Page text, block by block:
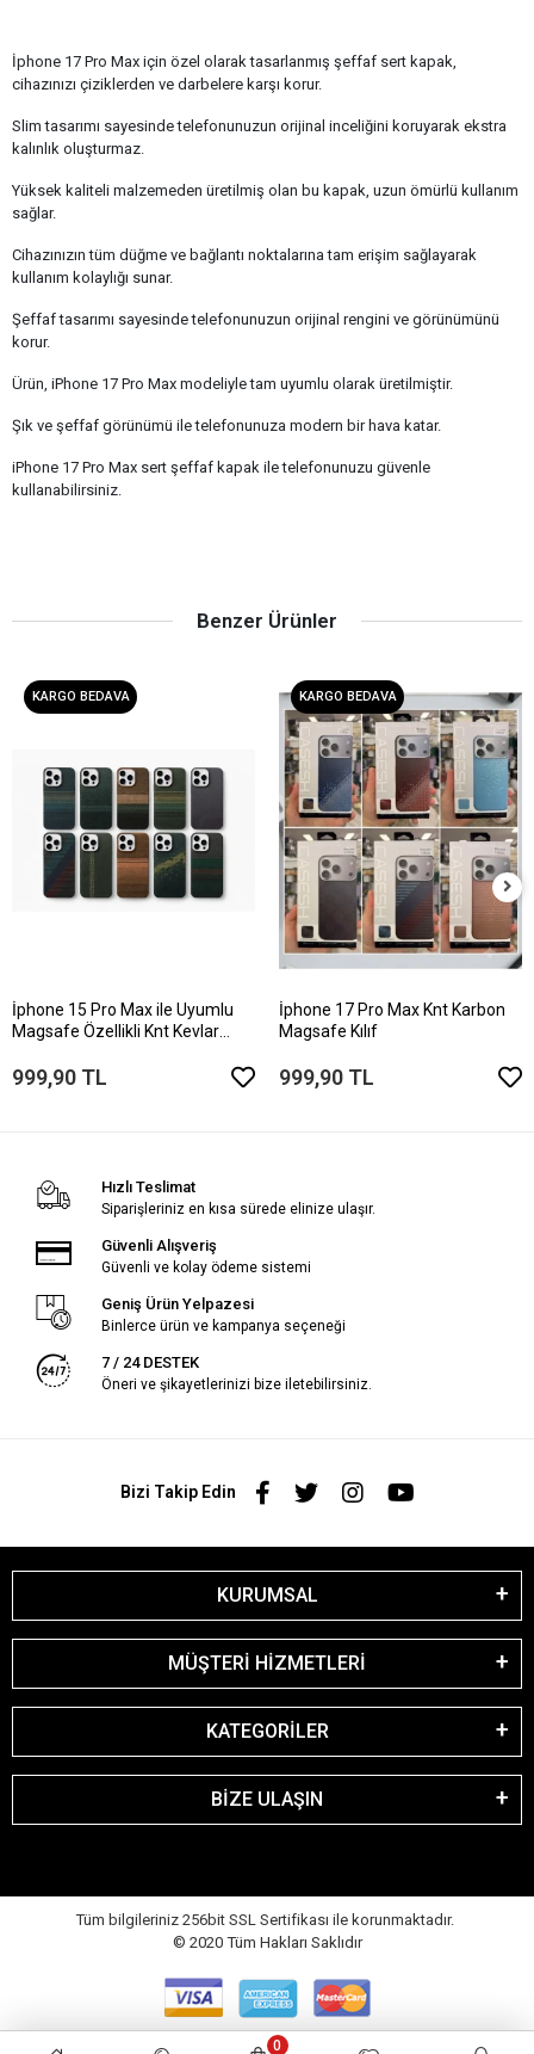
İphone 17 Pro Max için özel olarak tasarlanmış şeffaf sert kapak,
cihazınızı çiziklerden ve darbelere karşı korur.
Slim tasarımı sayesinde telefonunuzun orijinal inceliğini koruyarak ekstra
kalınlık oluşturmaz.
Yüksek kaliteli malzemeden üretilmiş olan bu kapak, uzun ömürlü kullanım
sağlar.
Cihazınızın tüm düğme ve bağlantı noktalarına tam erişim sağlayarak
kullanım kolaylığı sunar.
Şeffaf tasarımı sayesinde telefonunuzun orijinal rengini ve görünümünü
korur.
Ürün, iPhone 17 Pro Max modeliyle tam uyumlu olarak üretilmiştir.
Şık ve şeffaf görünümü ile telefonunuza modern bir hava katar.
iPhone 17 Pro Max sert şeffaf kapak ile telefonunuzu güvenle
kullanabilirsiniz.
Benzer Ürünler
KARGO BEDAVA
İphone 15 Pro Max ile Uyumlu
Magsafe Özellikli Knt Kevlar
999,90 TL
KARGO BEDAVA
İphone 17 Pro Max Knt Karbon
Magsafe Kılıf
999,90 TL
Hızlı Teslimat
Siparişleriniz en kısa sürede elinize ulaşır.
Güvenli Alışveriş
Güvenli ve kolay ödeme sistemi
Geniş Ürün Yelpazesi
Binlerce ürün ve kampanya seçeneği
7 / 24 DESTEK
Öneri ve şikayetlerinizi bize iletebilirsiniz.
Bizi Takip Edin
KURUMSAL
MÜŞTERİ HİZMETLERİ
KATEGORİLER
BİZE ULAŞIN
Tüm bilgileriniz 256bit SSL Sertifikası ile korunmaktadır.
© 2020 Tüm Hakları Saklıdır
0